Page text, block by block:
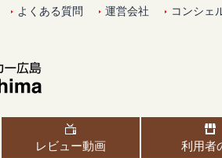
よくある質問 運営会社 コンシェ
レビュー動画 利用者